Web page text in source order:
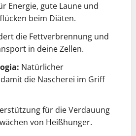
Energie, gute Laune und
beim Diäten.
die Fettverbrennung und
in deine Zellen.
Natürlicher
die Nascherei im Griff
für die Verdauung
von Heißhunger.